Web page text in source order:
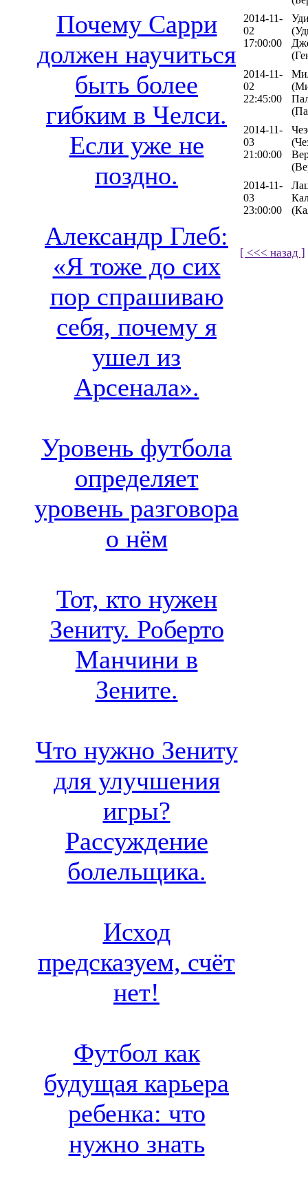
Почему Сарри
должен научиться
быть более
гибким в Челси.
Если уже не
поздно.
Александр Глеб:
«Я тоже до сих
пор спрашиваю
себя, почему я
ушел из
Арсенала».
Уровень футбола
определяет
уровень разговора
о нём
Тот, кто нужен
Зениту. Роберто
Манчини в
Зените.
Что нужно Зениту
для улучшения
игры?
Рассуждение
болельщика.
Исход
предсказуем, счёт
нет!
Футбол как
будущая карьера
ребенка: что
нужно знать
2014-11-
02
17:00:00
2014-11-
02
22:45:00
2014-11-
03
21:00:00
2014-11-
03
23:00:00
[ <<< назад ]